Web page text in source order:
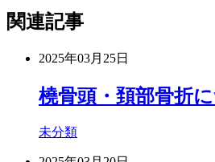
関連記事
2025年03月25日
橈骨頭・頚部骨折
未分類